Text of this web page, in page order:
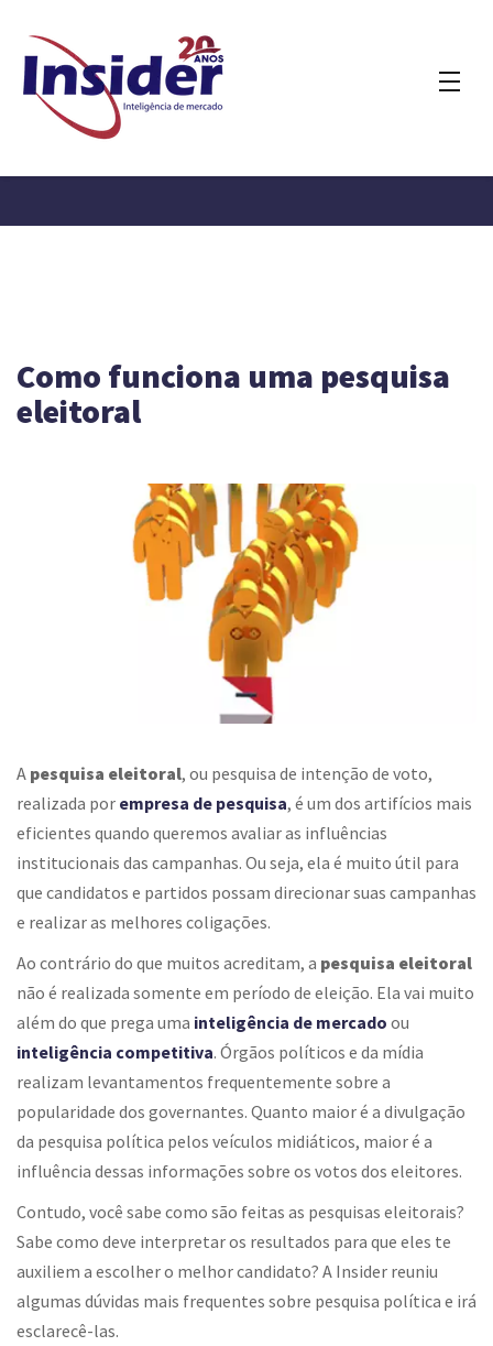
Como funciona uma pesquisa
eleitoral
A pesquisa eleitoral, ou pesquisa de intenção de voto,
realizada por empresa de pesquisa, é um dos artifícios mais
eficientes quando queremos avaliar as influências
institucionais das campanhas. Ou seja, ela é muito útil para
que candidatos e partidos possam direcionar suas campanhas
e realizar as melhores coligações.
Ao contrário do que muitos acreditam, a pesquisa eleitoral
não é realizada somente em período de eleição. Ela vai muito
além do que prega uma inteligência de mercado ou
inteligência competitiva. Órgãos políticos e da mídia
realizam levantamentos frequentemente sobre a
popularidade dos governantes. Quanto maior é a divulgação
da pesquisa política pelos veículos midiáticos, maior é a
influência dessas informações sobre os votos dos eleitores.
Contudo, você sabe como são feitas as pesquisas eleitorais?
Sabe como deve interpretar os resultados para que eles te
auxiliem a escolher o melhor candidato? A Insider reuniu
algumas dúvidas mais frequentes sobre pesquisa política e irá
esclarecê-las.